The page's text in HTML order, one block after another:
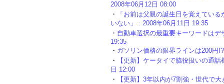
2008年06月12日 08:00
・
「お前は父親の誕生日を覚えてい
いない」 : 2008年06月11日 19:35
・ 自動車選択の最重要キーワードは
19:35
・ ガソリン価格の限界ラインは200円
・
【更新】ケータイで脇役扱いの通
日 12:00
・
【更新】3年以内が7割強・世代で